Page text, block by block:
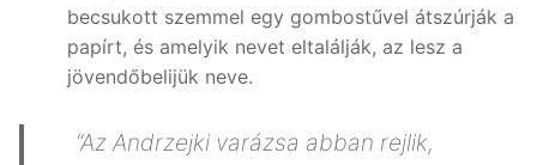
becsukott szemmel egy gombostűvel átszúrják a
papírt, és amelyik nevet eltalálják, az lesz a
jövendőbelijük neve.
“Az Andrzejki varázsa abban rejlik,